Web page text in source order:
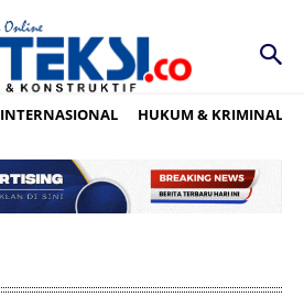
INTERNASIONAL HUKUM & KRIMINAL